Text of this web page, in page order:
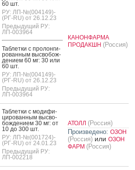
60 шт.
РУ: ЛП-№(004149)-
(РГ-RU) от 26.12.23
Предыдущий РУ:
ЛП-003964
Таб­летки с про­лон­ги­
рован­ным выс­во­бож­
де­ни­ем 60 мг: 30 или
60 шт.
РУ: ЛП-№(004149)-
(РГ-RU) от 26.12.23
Предыдущий РУ:
ЛП-003964
КАНОНФАРМА
ПРОДАКШН (Россия)
Таб­летки с мо­дифи­
циро­ван­ным выс­во­
бож­де­ни­ем 30 мг: от
10 до 300 шт.
РУ: ЛП-№(001724)-
(РГ-RU) от 24.01.23
Предыдущий РУ:
ЛП-002218
АТОЛЛ (Россия)
Произведено: ОЗОН
(Россия) или ОЗОН
ФАРМ (Россия)